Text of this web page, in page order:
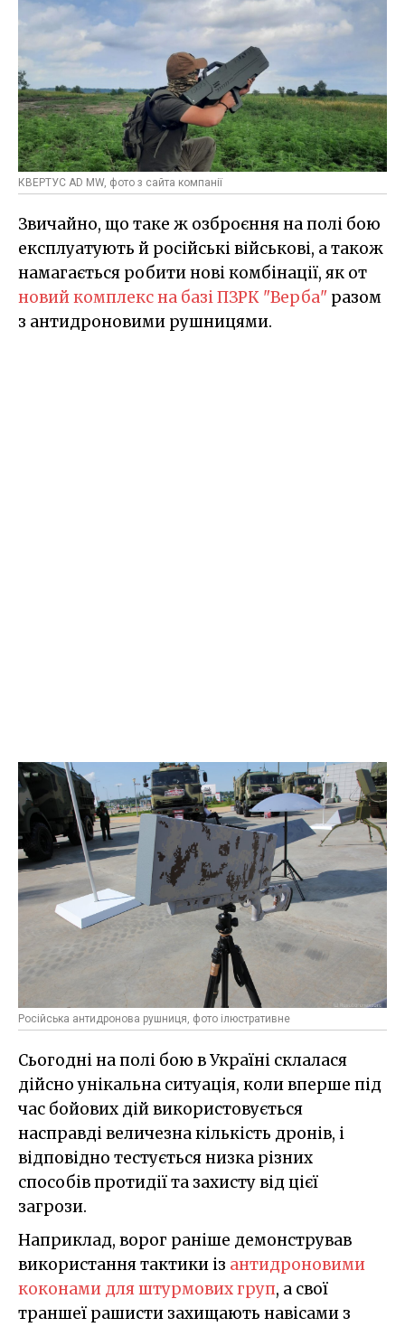
КВЕРТУС AD MW, фото з сайта компанії
Звичайно, що таке ж озброєння на полі бою
експлуатують й російські військові, а також
намагається робити нові комбінації, як от
новий комплекс на базі ПЗРК "Верба" разом
з антидроновими рушницями.
Російська антидронова рушниця, фото ілюстративне
Сьогодні на полі бою в Україні склалася
дійсно унікальна ситуація, коли вперше під
час бойових дій використовується
насправді величезна кількість дронів, і
відповідно тестується низка різних
способів протидії та захисту від цієї
загрози.
Наприклад, ворог раніше демонстрував
використання тактики із антидроновими
коконами для штурмових груп, а свої
траншеї рашисти захищають навісами з